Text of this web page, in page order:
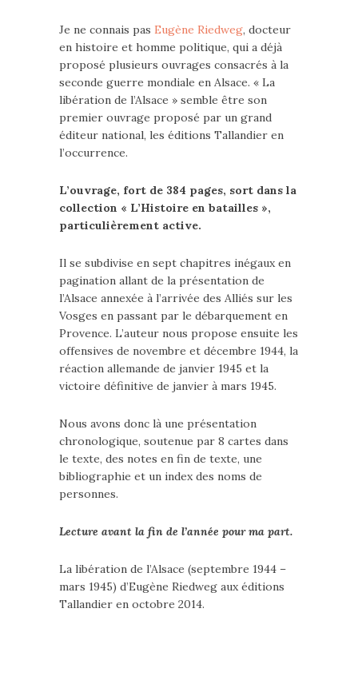
Je ne connais pas Eugène Riedweg, docteur
en histoire et homme politique, qui a déjà
proposé plusieurs ouvrages consacrés à la
seconde guerre mondiale en Alsace. « La
libération de l’Alsace » semble être son
premier ouvrage proposé par un grand
éditeur national, les éditions Tallandier en
l’occurrence.
L’ouvrage, fort de 384 pages, sort dans la
collection « L’Histoire en batailles »,
particulièrement active.
Il se subdivise en sept chapitres inégaux en
pagination allant de la présentation de
l’Alsace annexée à l’arrivée des Alliés sur les
Vosges en passant par le débarquement en
Provence. L’auteur nous propose ensuite les
offensives de novembre et décembre 1944, la
réaction allemande de janvier 1945 et la
victoire définitive de janvier à mars 1945.
Nous avons donc là une présentation
chronologique, soutenue par 8 cartes dans
le texte, des notes en fin de texte, une
bibliographie et un index des noms de
personnes.
Lecture avant la fin de l’année pour ma part.
La libération de l’Alsace (septembre 1944 –
mars 1945) d’Eugène Riedweg aux éditions
Tallandier en octobre 2014.